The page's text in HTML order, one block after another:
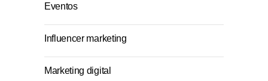
Eventos
Influencer marketing
Marketing digital